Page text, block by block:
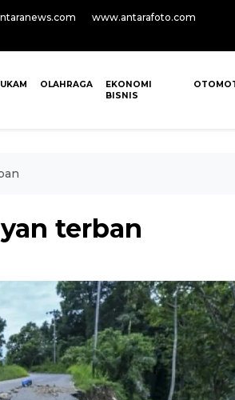
www.antarafoto.com
OLAHRAGA
EKONOMI
BISNIS
terban